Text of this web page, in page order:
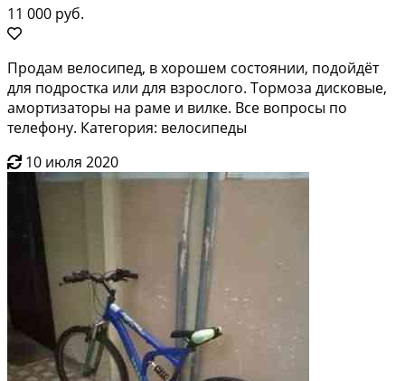
11 000 руб.
Продам велосипед, в хорошем состоянии, подойдёт
для подростка или для взрослого. Тормоза дисковые,
амортизаторы на раме и вилке. Все вопросы по
телефону. Категория: велосипеды
10 июля 2020